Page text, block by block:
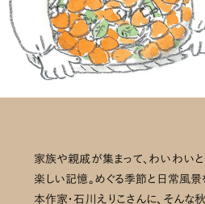
家族や親戚が集まって、わいわい
楽しい記憶。めぐる季節と日常風
本作家・石川えりこさんに、そんな